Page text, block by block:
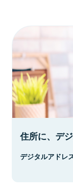
住所に、デ
デジタルアドレ